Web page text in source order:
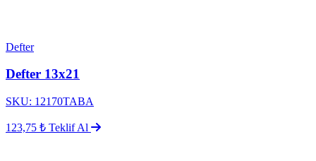
Defter
Defter 13x21
SKU: 12170TABA
123,75 ₺ Teklif Al